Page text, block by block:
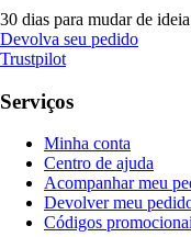
30 dias para mudar de ideia
Devolva seu pedido
Trustpilot
Serviços
Minha conta
Centro de ajuda
Acompanhar meu
Devolver meu
Códigos